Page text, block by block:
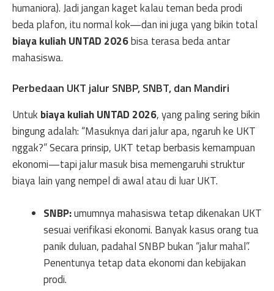
humaniora). Jadi jangan kaget kalau teman beda prodi
beda plafon, itu normal kok—dan ini juga yang bikin total
biaya kuliah UNTAD 2026bisa terasa beda antar
mahasiswa.
Perbedaan UKT jalur SNBP, SNBT, dan Mandiri
Untuk biaya kuliah UNTAD 2026, yang paling sering bikin
bingung adalah: “Masuknya dari jalur apa, ngaruh ke UKT
nggak?” Secara prinsip, UKT tetap berbasis kemampuan
ekonomi—tapi jalur masuk bisa memengaruhi struktur
biaya lain yang nempel di awal atau di luar UKT.
SNBP:umumnya mahasiswa tetap dikenakan UKT
sesuai verifikasi ekonomi. Banyak kasus orang tua
panik duluan, padahal SNBP bukan “jalur mahal”.
Penentunya tetap data ekonomi dan kebijakan
prodi.